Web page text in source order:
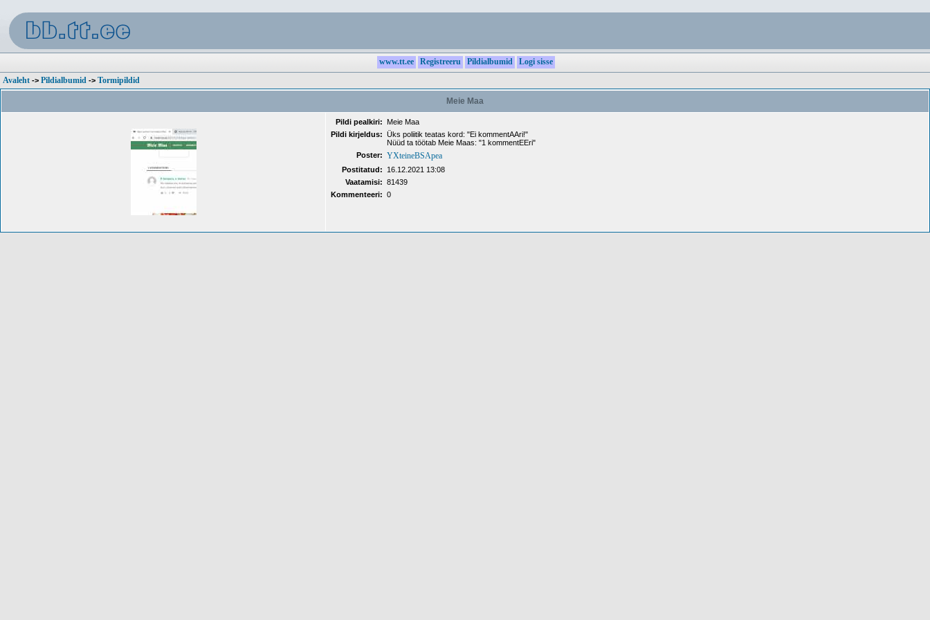
www.tt.ee Registreeru Pildialbumid
Logi sisse
Avaleht -> Pildialbumid -> Tormipildid
Meie Maa
Pildi pealkiri:
Meie Maa
Pildi kirjeldus: Üks poliitik teatas kord: "Ei kommentAAri!"
Nüüd ta töötab Meie Maas: "1 kommentEEri"
Poster: YXteineBSApea
Postitatud:
16.12.2021 13:08
Vaatamisi: 81439
Kommenteeri: 0